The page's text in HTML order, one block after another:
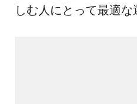
しむ人にとって最適な